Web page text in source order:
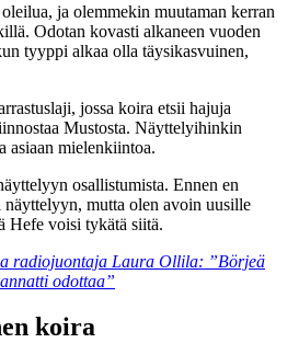
ja olemmekin muutaman kerran
Odotan kovasti alkaneen vuoden
tyyppi alkaa olla täysikasvuinen,
jossa koira etsii hajuja
Mustosta. Näyttelyihinkin
asiaan mielenkiintoa.
osallistumista. Ennen en
mutta olen avoin uusille
Hefe voisi tykätä siitä.
radiojuontaja Laura Ollila: ”Börjeä
odottaa”
koira